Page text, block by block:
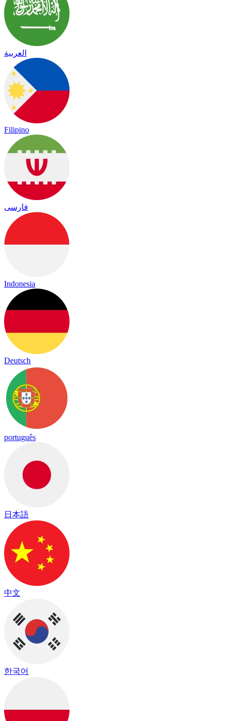
العربية
Filipino
فارسی
Indonesia
Deutsch
português
日本語
中文
한국어